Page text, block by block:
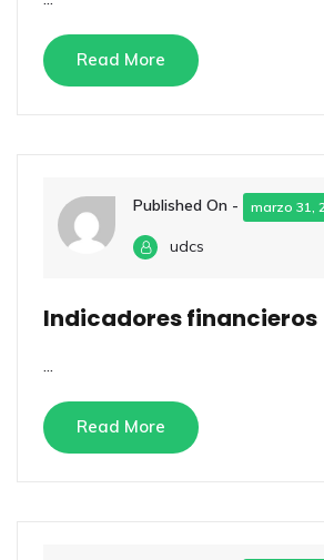
Read More
Published On - marzo 31,
udcs
Indicadores financieros
Read More